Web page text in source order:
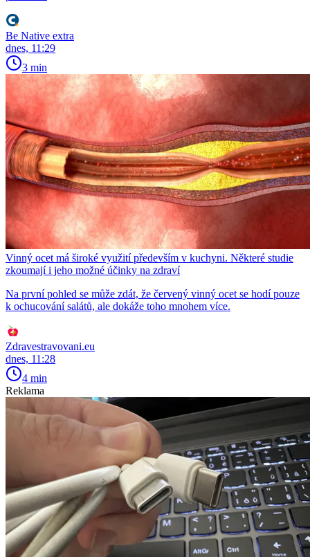
Be Native extra
dnes, 11:29
3 min
Vinný ocet má široké využití především v kuchyni. Některé studie
zkoumají i jeho možné účinky na zdraví
Na první pohled se může zdát, že červený vinný ocet se hodí pouze
k ochucování salátů, ale dokáže toho mnohem více.
Zdravestravovani.eu
dnes, 11:28
4 min
Reklama